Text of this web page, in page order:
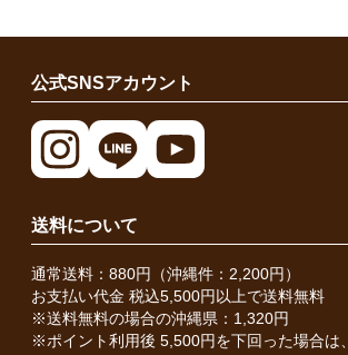
公式SNSアカウント
送料について
通常送料：880円（沖縄件：2,200円）
お支払い代金 税込5,500円以上で送料無料
※送料無料の場合の沖縄県：1,320円
※ポイント利用後 5,500円を下回った場合は